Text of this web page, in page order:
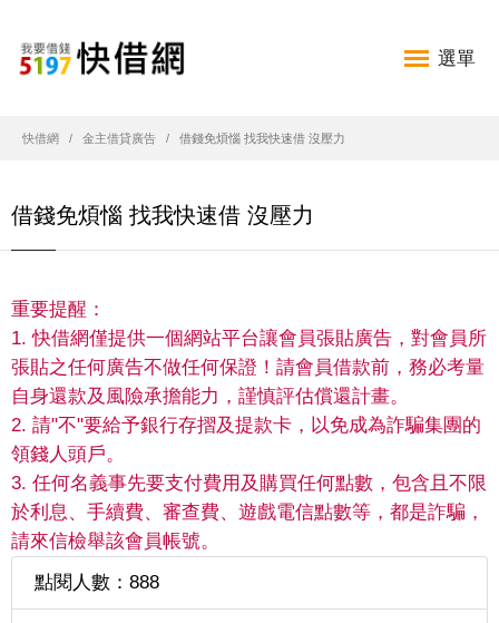
選單
快借網 金主借貸廣告 借錢免煩惱 找我快速借 沒壓力
借錢免煩惱 找我快速借 沒壓力
重要提醒：
1. 快借網僅提供一個網站平台讓會員張貼廣告，對會員所
張貼之任何廣告不做任何保證！請會員借款前，務必考量
自身還款及風險承擔能力，謹慎評估償還計畫。
2. 請"不"要給予銀行存摺及提款卡，以免成為詐騙集團的
領錢人頭戶。
3. 任何名義事先要支付費用及購買任何點數，包含且不限
於利息、手續費、審查費、遊戲電信點數等，都是詐騙，
請來信檢舉該會員帳號。
點閱人數：888